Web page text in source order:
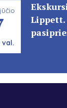
val.
Lippett.